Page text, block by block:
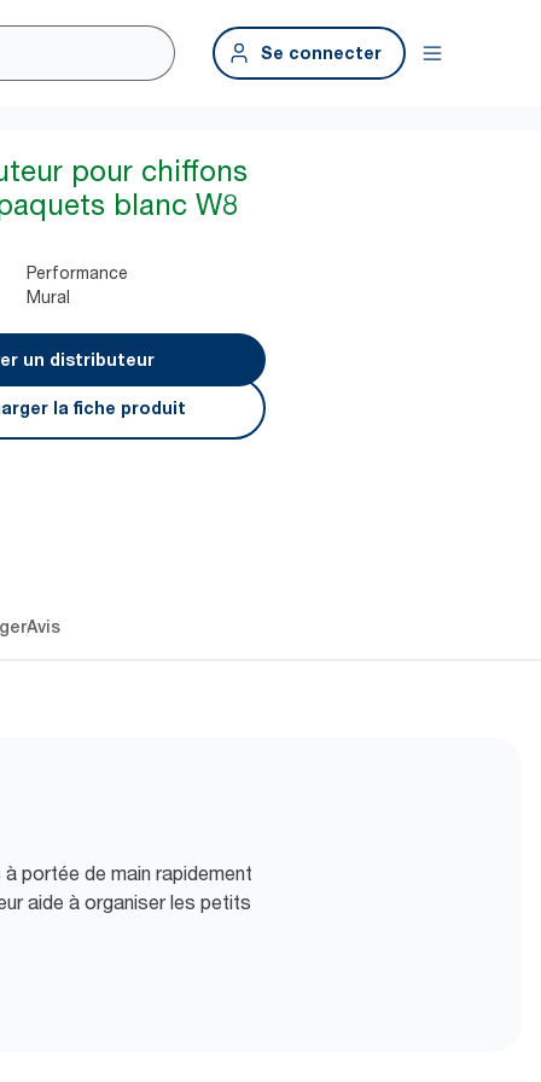
Se connecter
pour chiffons
blanc W8
Performance
Mural
un distributeur
la fiche produit
Avis
portée de main rapidement
aide à organiser les petits